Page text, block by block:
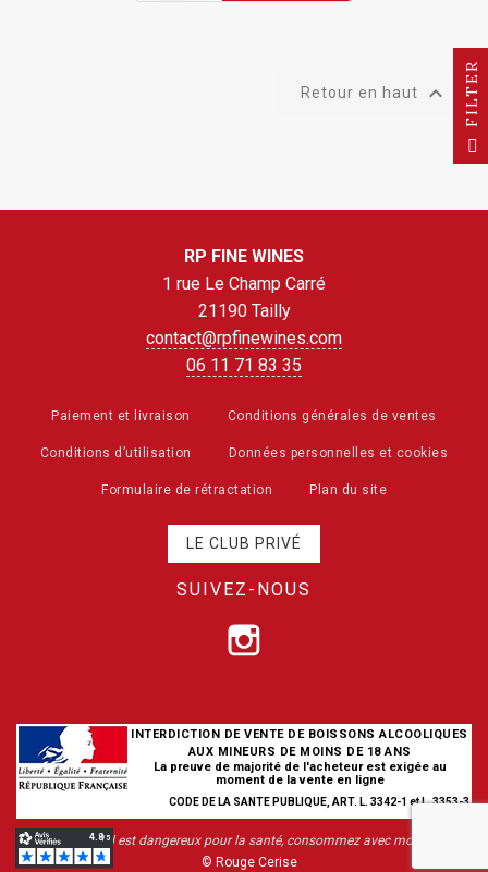
Retour en haut 
RP FINE WINES
1 rue Le Champ Carré
21190 Tailly
contact@rpfinewines.com
06 11 71 83 35
Paiement et livraison Conditions générales de ventes
Conditions d’utilisation Données personnelles et cookies
Formulaire de rétractation Plan du site
LE CLUB PRIVÉ
SUIVEZ-NOUS
INTERDICTION DE VENTE DE BOISSONS ALCOOLIQUES
AUX MINEURS DE MOINS DE 18 ANS
La preuve de majorité de l'acheteur est exigée au
moment de la vente en ligne
CODE DE LA SANTE PUBLIQUE, ART. L. 3342-1 et L. 3353-3
L’abus d’alcool est dangereux pour la santé, consommez avec modération
© Rouge Cerise
R